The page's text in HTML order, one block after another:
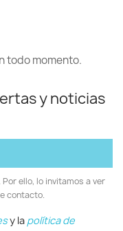
todo momento.
y noticias
ello, lo invitamos a ver
contacto.
y la política de